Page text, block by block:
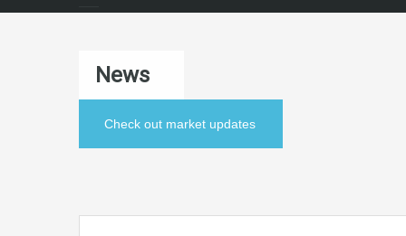
News
Check out market updates